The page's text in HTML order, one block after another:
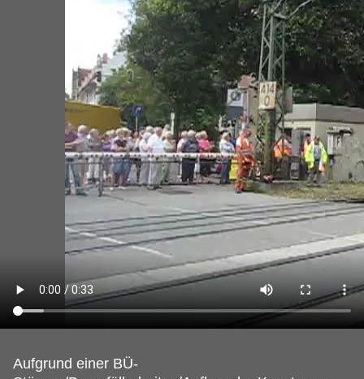
Aufgrund einer BÜ-